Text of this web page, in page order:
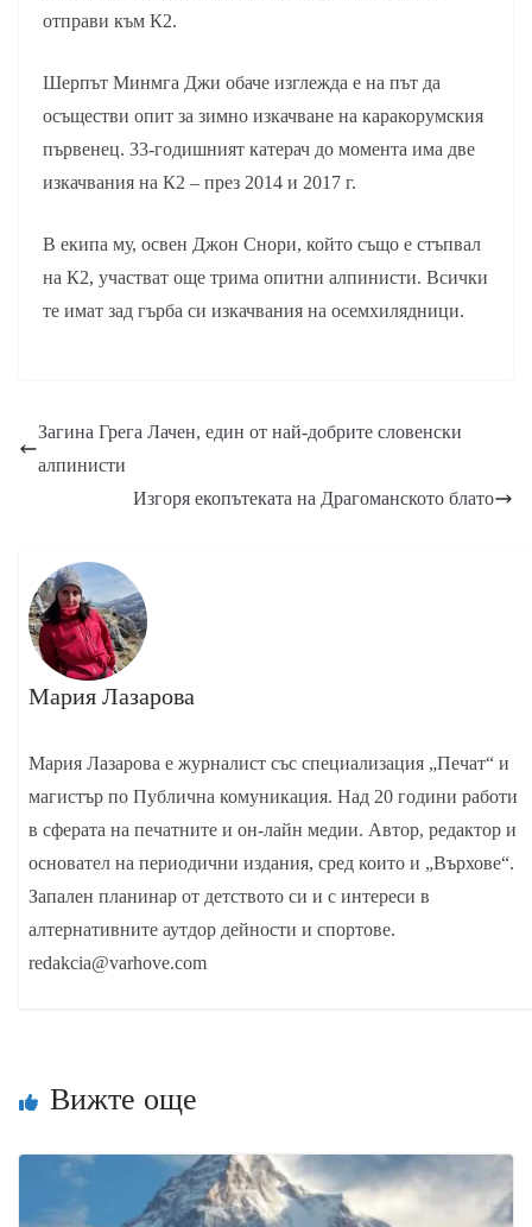
отправи към К2.
Шерпът Минмга Джи обаче изглежда е на път да
осъществи опит за зимно изкачване на каракорумския
първенец. 33-годишният катерач до момента има две
изкачвания на К2 – през 2014 и 2017 г.
В екипа му, освен Джон Снори, който също е стъпвал
на К2, участват още трима опитни алпинисти. Всички
те имат зад гърба си изкачвания на осемхилядници.
Загина Грега Лачен, един от най-добрите словенски
алпинисти
Изгоря екопътеката на Драгоманското блато
Мария Лазарова
Мария Лазарова е журналист със специализация „Печат“ и
магистър по Публична комуникация. Над 20 години работи
в сферата на печатните и он-лайн медии. Автор, редактор и
основател на периодични издания, сред които и „Върхове“.
Запален планинар от детството си и с интереси в
алтернативните аутдор дейности и спортове.
redakcia@varhove.com
Вижте още